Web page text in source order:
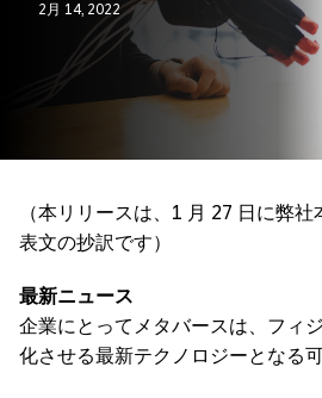
2月 14, 2022
（本リリースは、1 月 27 日に弊
表文の抄訳です）
最新ニュース
企業にとってメタバースは、フィ
化させる最新テクノロジーとなる